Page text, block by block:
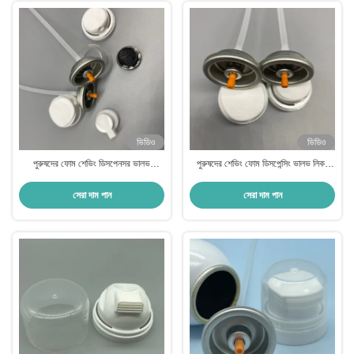
ভিডিও
পুরুষদের ফোম শেভিং ডিসপেনসর ভালভ
সেরা দাম পান
ভিডিও
পুরুষদের শেভিং ফোম ডিসপেন্সিং ভালভ লিক-
সেরা দাম পান